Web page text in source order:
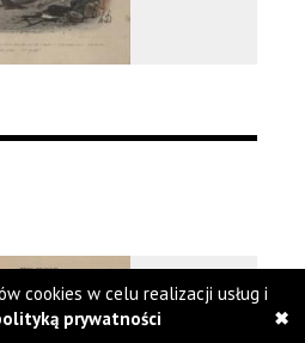
cookies w celu realizacji usług i
prywatności